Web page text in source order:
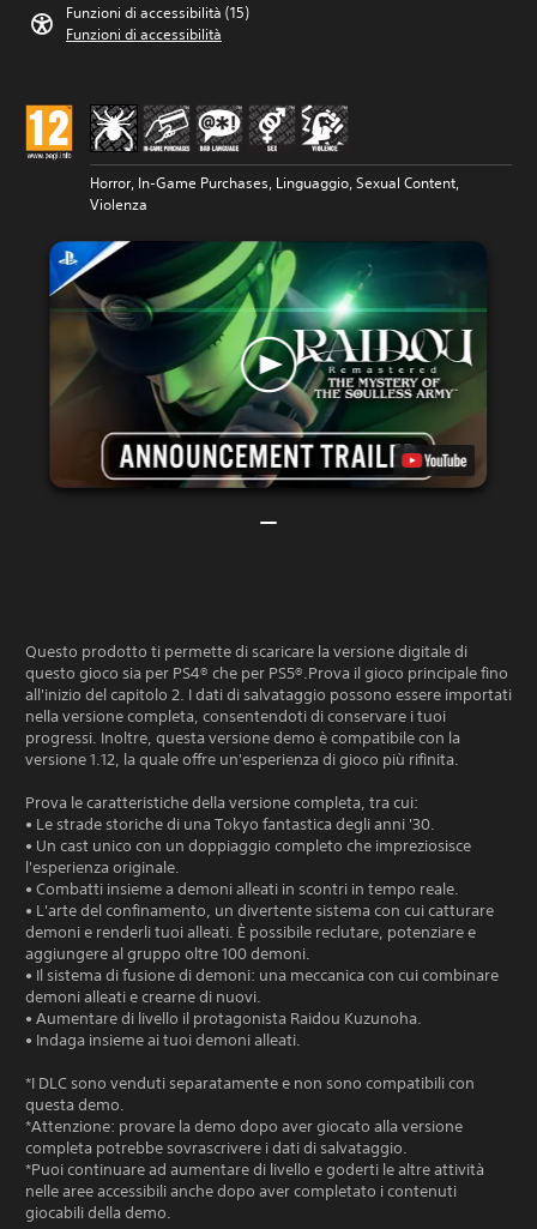
Funzioni di accessibilità (15)
Funzioni di accessibilità
Horror, In-Game Purchases, Linguaggio, Sexual Content,
Violenza
Questo prodotto ti permette di scaricare la versione digitale di
questo gioco sia per PS4® che per PS5®.Prova il gioco principale fino
all'inizio del capitolo 2. I dati di salvataggio possono essere importati
nella versione completa, consentendoti di conservare i tuoi
progressi. Inoltre, questa versione demo è compatibile con la
versione 1.12, la quale offre un'esperienza di gioco più rifinita.
Prova le caratteristiche della versione completa, tra cui:
• Le strade storiche di una Tokyo fantastica degli anni '30.
• Un cast unico con un doppiaggio completo che impreziosisce
l'esperienza originale.
• Combatti insieme a demoni alleati in scontri in tempo reale.
• L'arte del confinamento, un divertente sistema con cui catturare
demoni e renderli tuoi alleati. È possibile reclutare, potenziare e
aggiungere al gruppo oltre 100 demoni.
• Il sistema di fusione di demoni: una meccanica con cui combinare
demoni alleati e crearne di nuovi.
• Aumentare di livello il protagonista Raidou Kuzunoha.
• Indaga insieme ai tuoi demoni alleati.
*I DLC sono venduti separatamente e non sono compatibili con
questa demo.
*Attenzione: provare la demo dopo aver giocato alla versione
completa potrebbe sovrascrivere i dati di salvataggio.
*Puoi continuare ad aumentare di livello e goderti le altre attività
nelle aree accessibili anche dopo aver completato i contenuti
giocabili della demo.